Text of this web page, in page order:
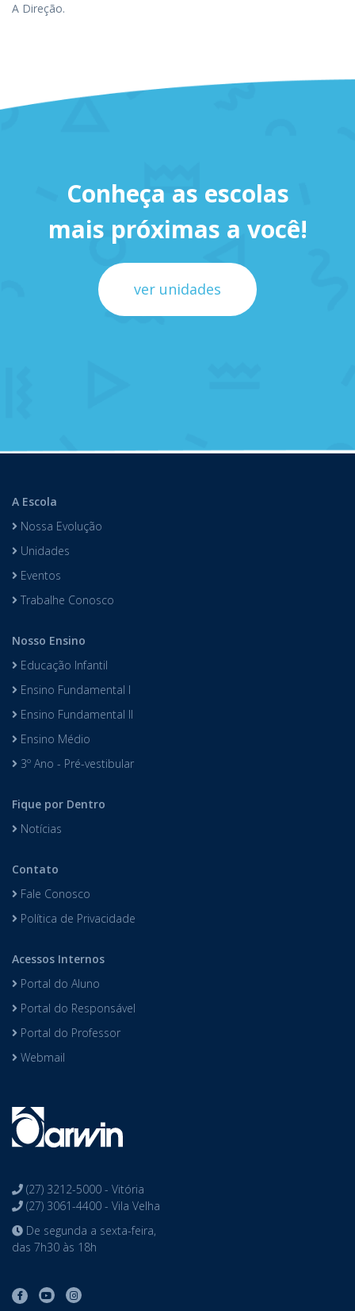
A Direção.
Conheça as escolas
mais próximas a você!
ver unidades
A Escola
Nossa Evolução
Unidades
Eventos
Trabalhe Conosco
Nosso Ensino
Educação Infantil
Ensino Fundamental I
Ensino Fundamental II
Ensino Médio
3º Ano - Pré-vestibular
Fique por Dentro
Notícias
Contato
Fale Conosco
Política de Privacidade
Acessos Internos
Portal do Aluno
Portal do Responsável
Portal do Professor
Webmail
(27) 3212-5000 - Vitória
(27) 3061-4400 - Vila Velha
De segunda a sexta-feira,
das 7h30 às 18h